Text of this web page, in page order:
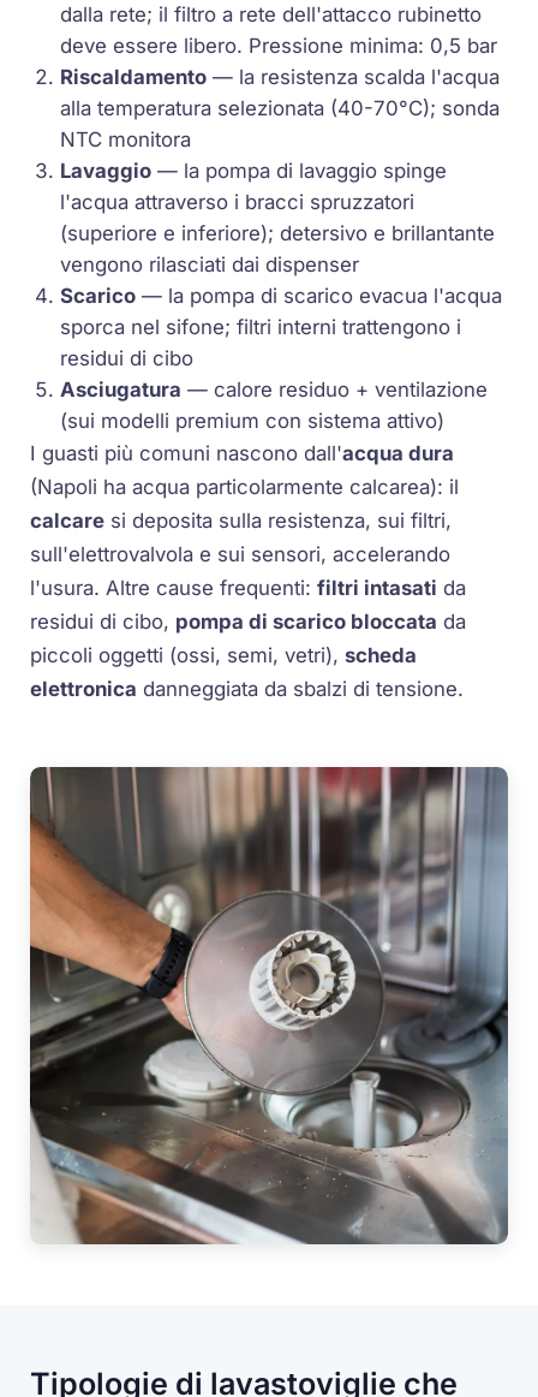
dalla rete; il filtro a rete dell'attacco rubinetto
deve essere libero. Pressione minima: 0,5 bar
Riscaldamento — la resistenza scalda l'acqua
alla temperatura selezionata (40-70°C); sonda
NTC monitora
Lavaggio — la pompa di lavaggio spinge
l'acqua attraverso i bracci spruzzatori
(superiore e inferiore); detersivo e brillantante
vengono rilasciati dai dispenser
Scarico — la pompa di scarico evacua l'acqua
sporca nel sifone; filtri interni trattengono i
residui di cibo
Asciugatura — calore residuo + ventilazione
(sui modelli premium con sistema attivo)
I guasti più comuni nascono dall'acqua dura
(Napoli ha acqua particolarmente calcarea): il
calcare si deposita sulla resistenza, sui filtri,
sull'elettrovalvola e sui sensori, accelerando
l'usura. Altre cause frequenti:filtri intasati da
residui di cibo, pompa di scarico bloccata da
piccoli oggetti (ossi, semi, vetri),scheda
elettronica danneggiata da sbalzi di tensione.
Tipologie di lavastoviglie che